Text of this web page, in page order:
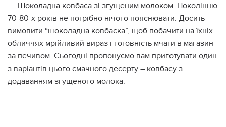
Шоколадна ковбаса зі згущеним молоком. Поколінню
70-80-х років не потрібно нічого пояснювати. Досить
вимовити “шоколадна ковбаска”, щоб побачити на їхніх
обличчях мрійливий вираз і готовність мчати в магазин
за печивом. Сьогодні пропонуємо вам приготувати один
з варіантів цього смачного десерту – ковбасу з
додаванням згущеного молока.